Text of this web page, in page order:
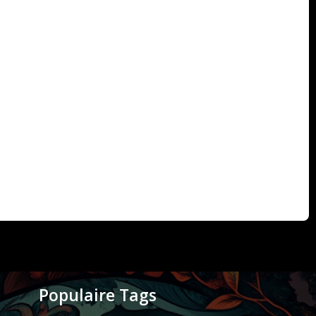
Populaire Tags